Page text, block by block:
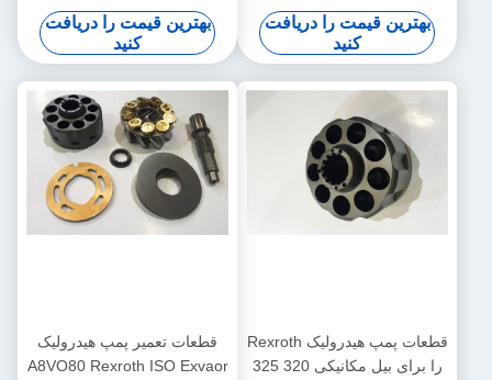
راهنمای توپ راهنمای مهر و
موم روغن محور روغن شامل
بهترین قیمت را دریافت
کنید
پشتیبانی سری EX200
Excavator
بهترین قیمت را دریافت
کنید
قطعات پمپ هیدرولیک Rexroth
را برای بیل مکانیکی 320 325
قطعات تعمیر پمپ هیدرولیک
A8VO80 Rexroth ISO Exvaor